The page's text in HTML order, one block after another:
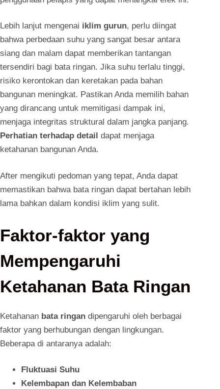
Lebih lanjut mengenai iklim gurun, perlu diingat
bahwa perbedaan suhu yang sangat besar antara
siang dan malam dapat memberikan tantangan
tersendiri bagi bata ringan. Jika suhu terlalu tinggi,
risiko kerontokan dan keretakan pada bahan
bangunan meningkat. Pastikan Anda memilih bahan
yang dirancang untuk memitigasi dampak ini,
menjaga integritas struktural dalam jangka panjang.
Perhatian terhadap detail dapat menjaga
ketahanan bangunan Anda.
After mengikuti pedoman yang tepat, Anda dapat
memastikan bahwa bata ringan dapat bertahan lebih
lama bahkan dalam kondisi iklim yang sulit.
Faktor-faktor yang
Mempengaruhi
Ketahanan Bata Ringan
Ketahanan bata ringan dipengaruhi oleh berbagai
faktor yang berhubungan dengan lingkungan.
Beberapa di antaranya adalah:
Fluktuasi Suhu
Kelembapan dan Kelembaban